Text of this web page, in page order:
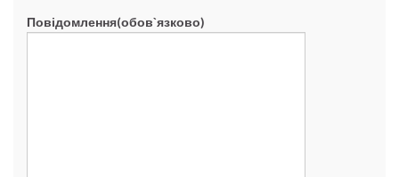
Повідомлення(обов`язково)